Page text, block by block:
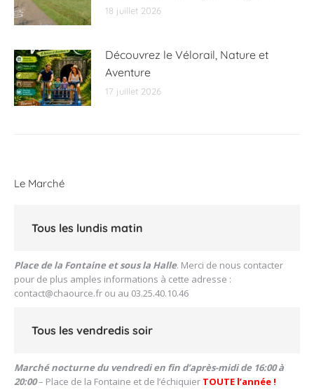
18 juillet 2026
Découvrez le Vélorail, Nature et
Aventure
17 juillet 2026
Le Marché
Tous les lundis matin
Place de la Fontaine et sous la Halle. Merci de nous contacter
pour de plus amples informations à cette adresse :
contact@chaource.fr ou au 03.25.40.10.46
Tous les vendredis soir
Marché nocturne du vendredi en fin d’après-midi de 16:00 à
20:00– Place de la Fontaine et de l’échiquier TOUTE l’année !